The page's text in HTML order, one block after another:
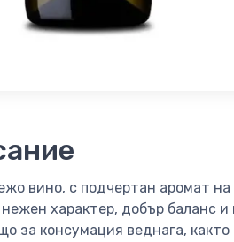
вино, с подчертан аромат
характер, добър баланс
за консумация веднага,